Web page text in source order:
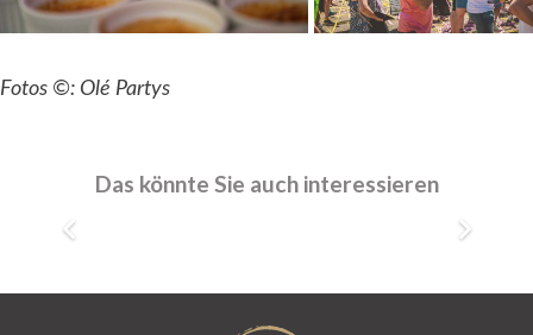
Fotos ©: Olé Partys
Das könnte Sie auch interessieren
AAG.technika Messe
1.500 Personen